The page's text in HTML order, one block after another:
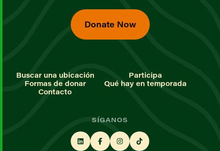
Donate Now
Buscar una ubicación
Participa
Formas de donar
Qué hay en temporada
Contacto
SÍGANOS